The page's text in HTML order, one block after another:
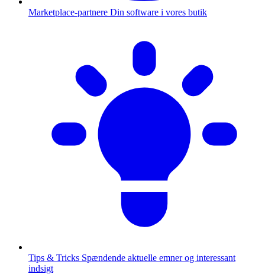
Marketplace-partnere Din software i vores butik
Tips & Tricks Spændende aktuelle emner og interessant
indsigt